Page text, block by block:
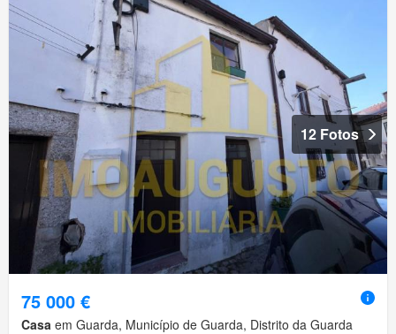
12 Fotos
75 000 €
Casa em Guarda, Município de Guarda, Distrito da Guarda